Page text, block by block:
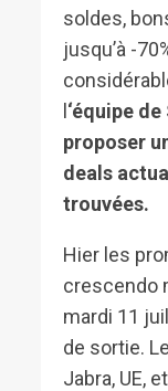
soldes,
jusqu’à -
l‘équipe
proposer
deals
trouvées.
Hier les
crescendo
mardi 11
de sortie.
Jabra, UE,